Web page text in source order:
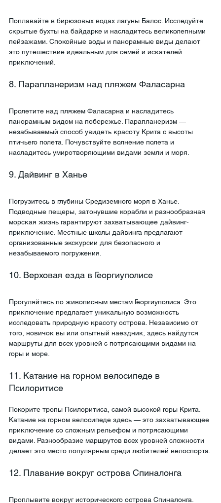
Поплавайте в бирюзовых водах лагуны Балос. Исследуйте
скрытые бухты на байдарке и насладитесь великолепными
пейзажами. Спокойные воды и панорамные виды делают
это путешествие идеальным для семей и искателей
приключений.
8. Парапланеризм над пляжем Фаласарна
Пролетите над пляжем Фаласарна и насладитесь
панорамным видом на побережье. Парапланеризм —
незабываемый способ увидеть красоту Крита с высоты
птичьего полета. Почувствуйте волнение полета и
насладитесь умиротворяющими видами земли и моря.
9. Дайвинг в Ханье
Погрузитесь в глубины Средиземного моря в Ханье.
Подводные пещеры, затонувшие корабли и разнообразная
морская жизнь гарантируют захватывающее дайвинг-
приключение. Местные школы дайвинга предлагают
организованные экскурсии для безопасного и
незабываемого погружения.
10. Верховая езда в Георгиуполисе
Прогуляйтесь по живописным местам Георгиуполиса. Это
приключение предлагает уникальную возможность
исследовать природную красоту острова. Независимо от
того, новичок вы или опытный наездник, здесь найдутся
маршруты для всех уровней с потрясающими видами на
горы и море.
11. Катание на горном велосипеде в
Псилоритисе
Покорите тропы Псилоритиса, самой высокой горы Крита.
Катание на горном велосипеде здесь — это захватывающее
приключение со сложным рельефом и потрясающими
видами. Разнообразие маршрутов всех уровней сложности
делает это место популярным среди любителей велоспорта.
12. Плавание вокруг острова Спиналонга
Проплывите вокруг исторического острова Спиналонга.